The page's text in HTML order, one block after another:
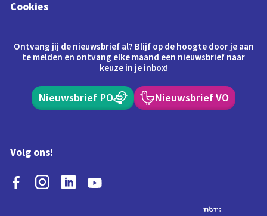
Cookies
Ontvang jij de nieuwsbrief al? Blijf op de hoogte door je aan
te melden en ontvang elke maand een nieuwsbrief naar
keuze in je inbox!
Nieuwsbrief PO Nieuwsbrief VO
Volg ons!